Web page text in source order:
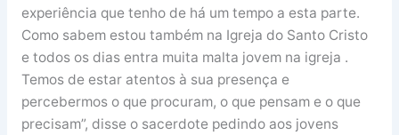
experiência que tenho de há um tempo a esta parte.
Como sabem estou também na Igreja do Santo Cristo
e todos os dias entra muita malta jovem na igreja .
Temos de estar atentos à sua presença e
percebermos o que procuram, o que pensam e o que
precisam”, disse o sacerdote pedindo aos jovens